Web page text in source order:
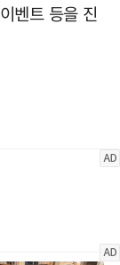
벤트 등을 진